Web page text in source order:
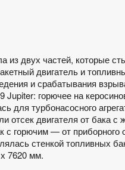
из двух частей, которые
двигатель и
и срабатывания
горючее на
для турбонасосного
отсек двигателя от бака
горючим — от приборного
стенкой топливных
7620 мм.